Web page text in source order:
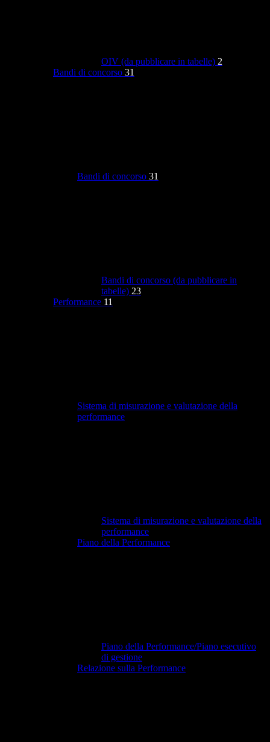
OIV (da pubblicare in tabelle) 2
Bandi di concorso 31
Bandi di concorso 31
Bandi di concorso (da pubblicare in
tabelle) 23
Performance 11
Sistema di misurazione e valutazione della
performance
Sistema di misurazione e valutazione della
performance
Piano della Performance
Piano della Performance/Piano esecutivo
di gestione
Relazione sulla Performance